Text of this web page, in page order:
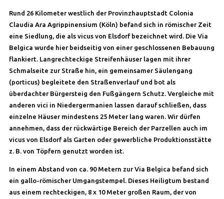
Rund 26 Kilometer westlich der Provinzhauptstadt Colonia
Claudia Ara Agrippinensium (Köln) befand sich in römischer Zeit
eine Siedlung, die als vicus von Elsdorf bezeichnet wird. Die Via
Belgica wurde hier beidseitig von einer geschlossenen Bebauung
flankiert. Langrechteckige Streifenhäuser lagen mit ihrer
Schmalseite zur Straße hin, ein gemeinsamer Säulengang
(porticus) begleitete den Straßenverlauf und bot als
überdachter Bürgersteig den Fußgängern Schutz. Vergleiche mit
anderen vici in Niedergermanien lassen darauf schließen, dass
einzelne Häuser mindestens 25 Meter lang waren. Wir dürfen
annehmen, dass der rückwärtige Bereich der Parzellen auch im
vicus von Elsdorf als Garten oder gewerbliche Produktionsstätte
z. B. von Töpfern genutzt worden ist.
In einem Abstand von ca. 90 Metern zur Via Belgica befand sich
ein gallo-römischer Umgangstempel. Dieses Heiligtum bestand
aus einem rechteckigen, 8 x 10 Meter großen Raum, der von